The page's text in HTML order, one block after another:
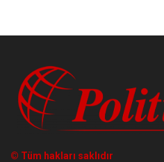
© Tüm hakları saklıdır